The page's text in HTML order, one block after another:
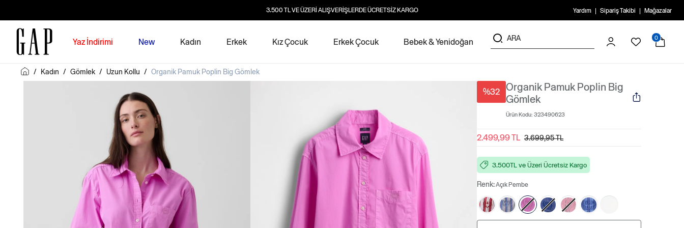
3.500 TL VE ÜZERİ ALIŞVERİŞLERDE ÜCRETSİZ KARGO Yardım Sipariş Takibi Mağazalar
Yaz İndirimi New Kadın Erkek Kız Çocuk Erkek Çocuk Bebek & Yenidoğan 0
/ Kadın / Gömlek / Uzun Kollu / Organik Pamuk Poplin Big Gömlek
%32
Organik Pamuk Poplin Big
Gömlek
Ürün Kodu: 323490623
2.499,99 TL 3.699,95 TL
3.500TL ve Üzeri Ücretsiz Kargo
Renk:Açık Pembe